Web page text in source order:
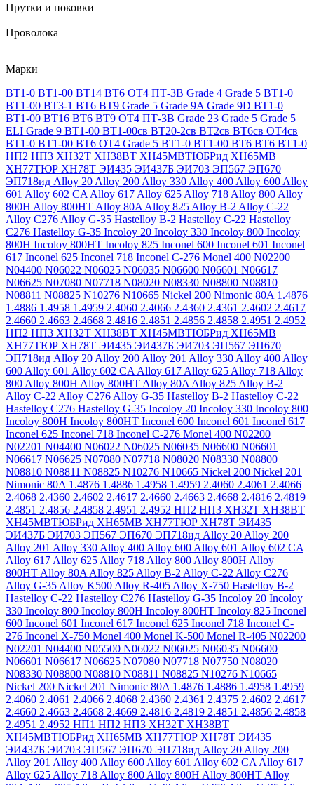
Прутки и поковки
Проволока
Марки
ВТ1-0 ВТ1-00 ВТ14 ВТ6 ОТ4 ПТ-3В Grade 4 Grade 5 ВТ1-0
ВТ1-00 ВТ3-1 ВТ6 ВТ9 Grade 5 Grade 9A Grade 9D ВТ1-0
ВТ1-00 ВТ16 ВТ6 ВТ9 ОТ4 ПТ-3В Grade 23 Grade 5 Grade 5
ELI Grade 9 ВТ1-00 ВТ1-00св ВТ20-2св ВТ2св ВТ6св ОТ4св
ВТ1-0 ВТ1-00 ВТ6 ОТ4 Grade 5 ВТ1-0 ВТ1-00 ВТ6 ВТ6 ВТ1-0
НП2 НП3 ХН32Т ХН38ВТ ХН45МВТЮБРид ХН65МВ
ХН77ТЮР ХН78Т ЭИ435 ЭИ437Б ЭИ703 ЭП567 ЭП670
ЭП718ид Alloy 20 Alloy 200 Alloy 330 Alloy 400 Alloy 600 Alloy
601 Alloy 602 CA Alloy 617 Alloy 625 Alloy 718 Alloy 800 Alloy
800H Alloy 800HT Alloy 80A Alloy 825 Alloy B-2 Alloy C-22
Alloy C276 Alloy G-35 Hastelloy B-2 Hastelloy C-22 Hastelloy
C276 Hastelloy G-35 Incoloy 20 Incoloy 330 Incoloy 800 Incoloy
800H Incoloy 800HT Incoloy 825 Inconel 600 Inconel 601 Inconel
617 Inconel 625 Inconel 718 Inconel C-276 Monel 400 N02200
N04400 N06022 N06025 N06035 N06600 N06601 N06617
N06625 N07080 N07718 N08020 N08330 N08800 N08810
N08811 N08825 N10276 N10665 Nickel 200 Nimonic 80A 1.4876
1.4886 1.4958 1.4959 2.4060 2.4066 2.4360 2.4361 2.4602 2.4617
2.4660 2.4663 2.4668 2.4816 2.4851 2.4856 2.4858 2.4951 2.4952
НП2 НП3 ХН32Т ХН38ВТ ХН45МВТЮБРид ХН65МВ
ХН77ТЮР ХН78Т ЭИ435 ЭИ437Б ЭИ703 ЭП567 ЭП670
ЭП718ид Alloy 20 Alloy 200 Alloy 201 Alloy 330 Alloy 400 Alloy
600 Alloy 601 Alloy 602 CA Alloy 617 Alloy 625 Alloy 718 Alloy
800 Alloy 800H Alloy 800HT Alloy 80A Alloy 825 Alloy B-2
Alloy C-22 Alloy C276 Alloy G-35 Hastelloy B-2 Hastelloy C-22
Hastelloy C276 Hastelloy G-35 Incoloy 20 Incoloy 330 Incoloy 800
Incoloy 800H Incoloy 800HT Inconel 600 Inconel 601 Inconel 617
Inconel 625 Inconel 718 Inconel C-276 Monel 400 N02200
N02201 N04400 N06022 N06025 N06035 N06600 N06601
N06617 N06625 N07080 N07718 N08020 N08330 N08800
N08810 N08811 N08825 N10276 N10665 Nickel 200 Nickel 201
Nimonic 80A 1.4876 1.4886 1.4958 1.4959 2.4060 2.4061 2.4066
2.4068 2.4360 2.4602 2.4617 2.4660 2.4663 2.4668 2.4816 2.4819
2.4851 2.4856 2.4858 2.4951 2.4952 НП2 НП3 ХН32Т ХН38ВТ
ХН45МВТЮБРид ХН65МВ ХН77ТЮР ХН78Т ЭИ435
ЭИ437Б ЭИ703 ЭП567 ЭП670 ЭП718ид Alloy 20 Alloy 200
Alloy 201 Alloy 330 Alloy 400 Alloy 600 Alloy 601 Alloy 602 CA
Alloy 617 Alloy 625 Alloy 718 Alloy 800 Alloy 800H Alloy
800HT Alloy 80A Alloy 825 Alloy B-2 Alloy C-22 Alloy C276
Alloy G-35 Alloy K500 Alloy R-405 Alloy X-750 Hastelloy B-2
Hastelloy C-22 Hastelloy C276 Hastelloy G-35 Incoloy 20 Incoloy
330 Incoloy 800 Incoloy 800H Incoloy 800HT Incoloy 825 Inconel
600 Inconel 601 Inconel 617 Inconel 625 Inconel 718 Inconel C-
276 Inconel X-750 Monel 400 Monel K-500 Monel R-405 N02200
N02201 N04400 N05500 N06022 N06025 N06035 N06600
N06601 N06617 N06625 N07080 N07718 N07750 N08020
N08330 N08800 N08810 N08811 N08825 N10276 N10665
Nickel 200 Nickel 201 Nimonic 80A 1.4876 1.4886 1.4958 1.4959
2.4060 2.4061 2.4066 2.4068 2.4360 2.4361 2.4375 2.4602 2.4617
2.4660 2.4663 2.4668 2.4669 2.4816 2.4819 2.4851 2.4856 2.4858
2.4951 2.4952 НП1 НП2 НП3 ХН32Т ХН38ВТ
ХН45МВТЮБРид ХН65МВ ХН77ТЮР ХН78Т ЭИ435
ЭИ437Б ЭИ703 ЭП567 ЭП670 ЭП718ид Alloy 20 Alloy 200
Alloy 201 Alloy 400 Alloy 600 Alloy 601 Alloy 602 CA Alloy 617
Alloy 625 Alloy 718 Alloy 800 Alloy 800H Alloy 800HT Alloy